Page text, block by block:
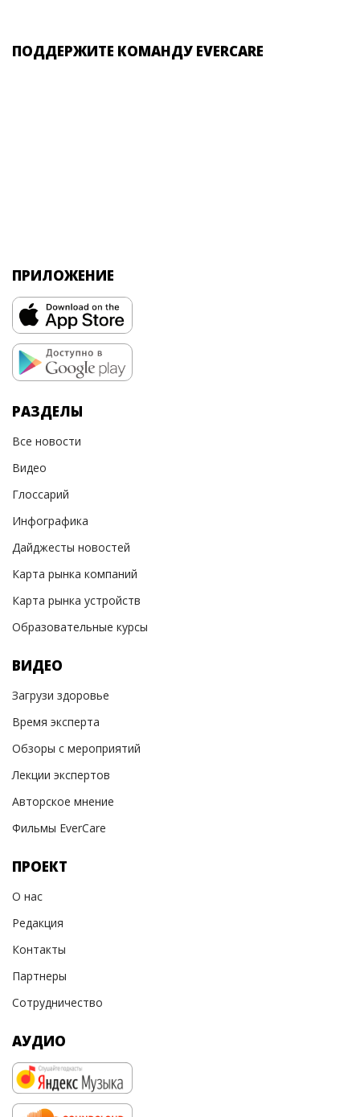
ПОДДЕРЖИТЕ КОМАНДУ EVERCARE
ПРИЛОЖЕНИЕ
РАЗДЕЛЫ
Все новости
Видео
Глоссарий
Инфографика
Дайджесты новостей
Карта рынка компаний
Карта рынка устройств
Образовательные курсы
ВИДЕО
Загрузи здоровье
Время эксперта
Обзоры с мероприятий
Лекции экспертов
Авторское мнение
Фильмы EverCare
ПРОЕКТ
О нас
Редакция
Контакты
Партнеры
Сотрудничество
АУДИО